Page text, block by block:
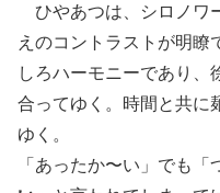
ひやあつは、シロノワ
えのコントラストが明瞭
しろハーモニーであり、
合ってゆく。時間と共に
ゆく。
「あったか〜い」でも「